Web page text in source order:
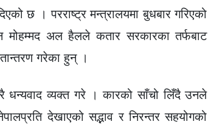
छ । परराष्ट्र मन्त्रालयमा बुधबार गरिएको
मोहम्मद अल हैलले कतार सरकारका तर्फबाट
गरेका हुन् ।
धन्यवाद व्यक्त गरे । कारको साँचो लिँदै उनले
देखाएको सद्भाव र निरन्तर सहयोगको